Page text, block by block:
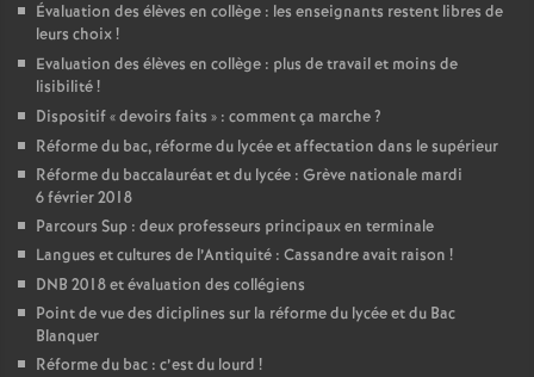
Évaluation des élèves en collège : les enseignants restent libres de
leurs choix!
Evaluation des élèves en collège : plus de travail et moins de
lisibilité!
Dispositif «devoirs faits » : comment ça marche?
Réforme du bac, réforme du lycée et affectation dans le supérieur
Réforme du baccalauréat et du lycée : Grève nationale mardi
6 février 2018
Parcours Sup : deux professeurs principaux en terminale
Langues et cultures de l’Antiquité : Cassandre avait raison !
DNB 2018 et évaluation des collégiens
Point de vue des diciplines sur la réforme du lycée et du Bac
Blanquer
Réforme du bac : c’est du lourd !